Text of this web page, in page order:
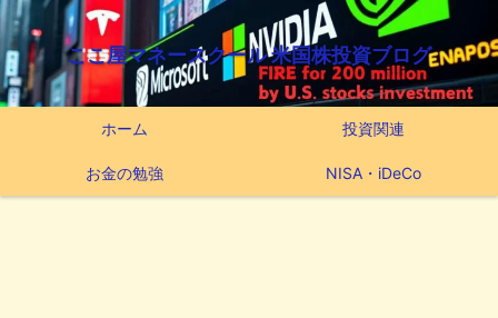
ここ屋マネースクール 米国株投資ブログ
ホーム 投資関連
お金の勉強 NISA・iDeCo